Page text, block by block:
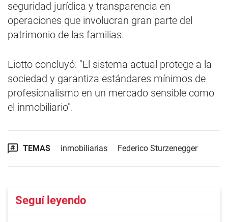
seguridad jurídica y transparencia en
operaciones que involucran gran parte del
patrimonio de las familias.
Liotto concluyó: "El sistema actual protege a la
sociedad y garantiza estándares mínimos de
profesionalismo en un mercado sensible como
el inmobiliario".
TEMAS inmobiliarias Federico Sturzenegger
Seguí leyendo